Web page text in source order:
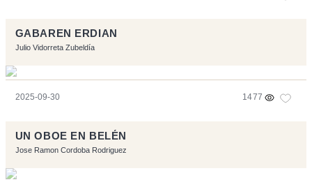
GABAREN ERDIAN
Julio Vidorreta Zubeldía
2025-09-30 1477
UN OBOE EN BELÉN
Jose Ramon Cordoba Rodriguez